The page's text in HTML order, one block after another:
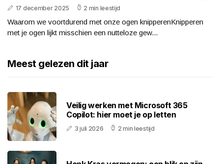
17 december 2025 2 min leestijd
Waarom we voortdurend met onze ogen knipperenKnipperen
met je ogen lijkt misschien een nutteloze gew...
Meest gelezen dit jaar
Veilig werken met Microsoft 365
Copilot: hier moet je op letten
3 juli 2026 2 min leestijd